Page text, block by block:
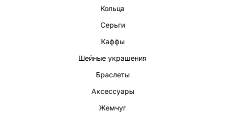
Кольца
Серьги
Каффы
Шейные украшения
Браслеты
Аксессуары
Жемчуг